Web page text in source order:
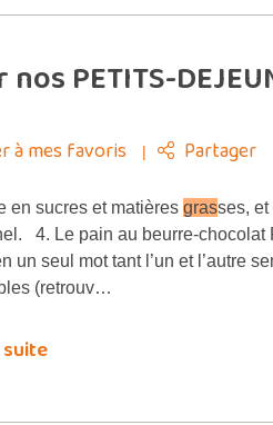
PETITS-
à mes favoris Partager
en sucres et matières grasses, et
4. Le pain au beurre-chocolat
un seul mot tant l’un et l’autre
(retrouv…